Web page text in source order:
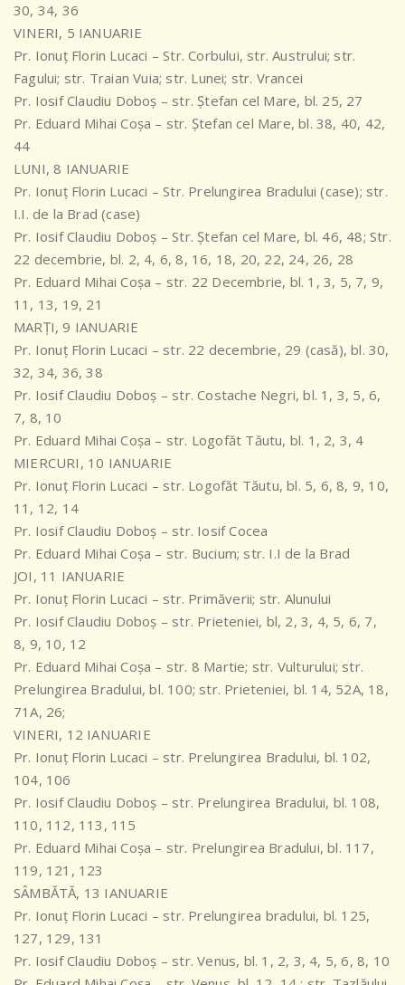
30, 34, 36
VINERI, 5 IANUARIE
Pr. Ionuț Florin Lucaci – Str. Corbului, str. Austrului; str.
Fagului; str. Traian Vuia; str. Lunei; str. Vrancei
Pr. Iosif Claudiu Doboș – str. Ștefan cel Mare, bl. 25, 27
Pr. Eduard Mihai Coșa – str. Ștefan cel Mare, bl. 38, 40, 42,
44
LUNI, 8 IANUARIE
Pr. Ionuț Florin Lucaci – Str. Prelungirea Bradului (case); str.
I.I. de la Brad (case)
Pr. Iosif Claudiu Doboș – Str. Ștefan cel Mare, bl. 46, 48; Str.
22 decembrie, bl. 2, 4, 6, 8, 16, 18, 20, 22, 24, 26, 28
Pr. Eduard Mihai Coșa – str. 22 Decembrie, bl. 1, 3, 5, 7, 9,
11, 13, 19, 21
MARȚI, 9 IANUARIE
Pr. Ionuț Florin Lucaci – str. 22 decembrie, 29 (casă), bl. 30,
32, 34, 36, 38
Pr. Iosif Claudiu Doboș – str. Costache Negri, bl. 1, 3, 5, 6,
7, 8, 10
Pr. Eduard Mihai Coșa – str. Logofăt Tăutu, bl. 1, 2, 3, 4
MIERCURI, 10 IANUARIE
Pr. Ionuț Florin Lucaci – str. Logofăt Tăutu, bl. 5, 6, 8, 9, 10,
11, 12, 14
Pr. Iosif Claudiu Doboș – str. Iosif Cocea
Pr. Eduard Mihai Coșa – str. Bucium; str. I.I de la Brad
JOI, 11 IANUARIE
Pr. Ionuț Florin Lucaci – str. Primăverii; str. Alunului
Pr. Iosif Claudiu Doboș – str. Prieteniei, bl, 2, 3, 4, 5, 6, 7,
8, 9, 10, 12
Pr. Eduard Mihai Coșa – str. 8 Martie; str. Vulturului; str.
Prelungirea Bradului, bl. 100; str. Prieteniei, bl. 14, 52A, 18,
71A, 26;
VINERI, 12 IANUARIE
Pr. Ionuț Florin Lucaci – str. Prelungirea Bradului, bl. 102,
104, 106
Pr. Iosif Claudiu Doboș – str. Prelungirea Bradului, bl. 108,
110, 112, 113, 115
Pr. Eduard Mihai Coșa – str. Prelungirea Bradului, bl. 117,
119, 121, 123
SÂMBĂTĂ, 13 IANUARIE
Pr. Ionuț Florin Lucaci – str. Prelungirea bradului, bl. 125,
127, 129, 131
Pr. Iosif Claudiu Doboș – str. Venus, bl. 1, 2, 3, 4, 5, 6, 8, 10